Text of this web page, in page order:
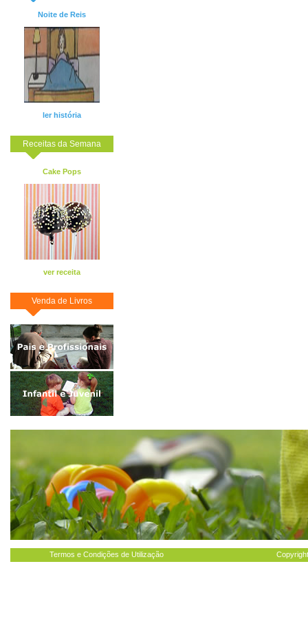
Noite de Reis
ler história
Receitas da Semana
Cake Pops
ver receita
Venda de Livros
Termos e Condições de Utilização